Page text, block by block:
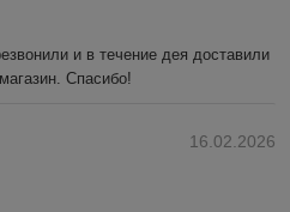
и в течение дея доставили
Спасибо!
16.02.2026